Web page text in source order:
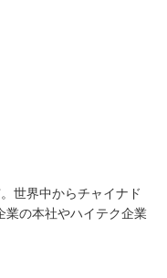
世界中からチャイナド
業の本社やハイテク企業